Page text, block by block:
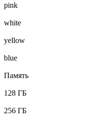
pink
white
yellow
blue
Память
128 ГБ
256 ГБ